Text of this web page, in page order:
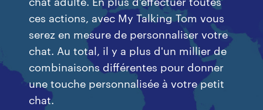
ces actions, avec My Talking Tom vous
serez en mesure de personnaliser votre
chat. Au total, il y a plus d'un millier de
combinaisons différentes pour donner
une touche personnalisée à votre petit
chat.